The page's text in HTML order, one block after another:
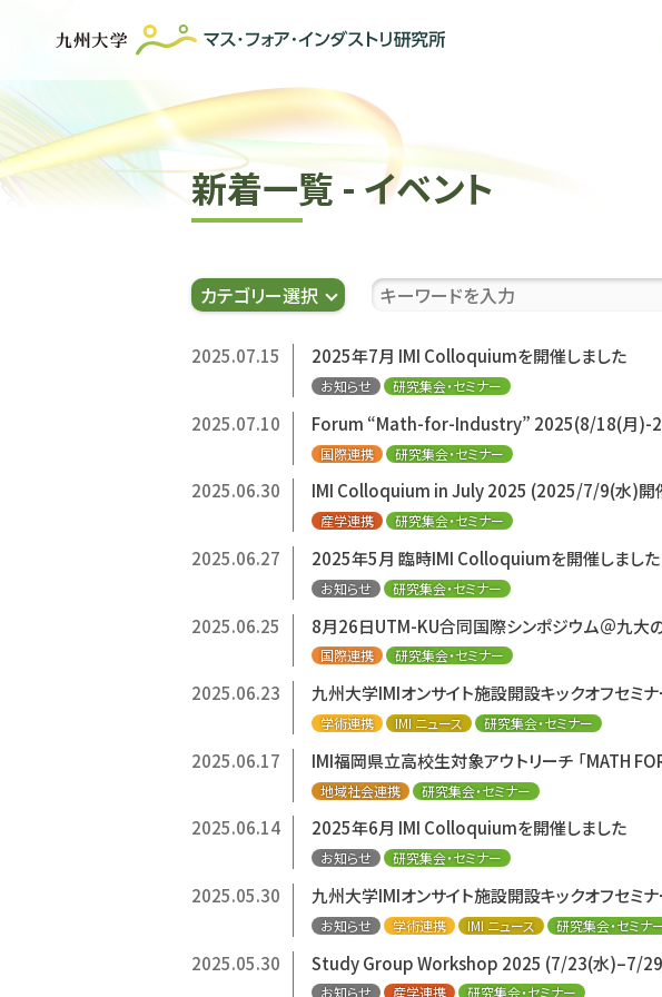
新着一覧 - イベント
カテゴリー選択
2025.07.15 2025年7月 IMI Colloquiumを開催しました
お知らせ 研究集会・セミナー
2025.07.10 Forum “Math-for-Industry” 2025(8/18(月)-
国際連携 研究集会・セミナー
2025.06.30 IMI Colloquium in July 2025 (2025/7/9(水)開
産学連携 研究集会・セミナー
2025.06.27 2025年5月 臨時IMI Colloquiumを開催しました
お知らせ 研究集会・セミナー
2025.06.25 8月26日UTM-KU合同国際シンポジウム＠九大
国際連携 研究集会・セミナー
2025.06.23 九州大学IMIオンサイト施設開設キックオフセミ
学術連携 IMI ニュース 研究集会・セミナー
2025.06.17 IMI福岡県立高校生対象アウトリーチ 「MATH
地域社会連携 研究集会・セミナー
2025.06.14 2025年6月 IMI Colloquiumを開催しました
お知らせ 研究集会・セミナー
2025.05.30 九州大学IMIオンサイト施設開設キックオフセ
お知らせ 学術連携 IMI ニュース 研究集会・セミナ
2025.05.30 Study Group Workshop 2025 (7/23(水)–7/
お知らせ 産学連携 研究集会・セミナー